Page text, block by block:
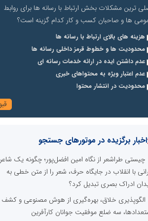
ترین مشکلات بخش ارتباط با رسانه ها برای روابط
ها و صاحبان کسب و کار کدام گزینه است؟
هزینه های بالای ارتباط با رسانه ها
محدودیت ها و خطوط قرمز داخلی رسانه ها
عدم داشتن ایده در ارائه خدمات رسانه ای
عدم اعتبار ویژه به محتواهای خبری
محدودیت در انتشار محتوا
اخبار برگزیده در موتورهای جستجو
چیستی طراشعر از نگاه امین افضل‌پور؛ چگونه یک شاعر
با انقلاب در جایگاه حرف، شعر را از متن خطی به
ادراک بصری تبدیل کرد؟
الگوپذیری خلاق، بهره‌گیری از هوش مصنوعی و کشف
سه ضلع موفقیت جوانان کارآفرین